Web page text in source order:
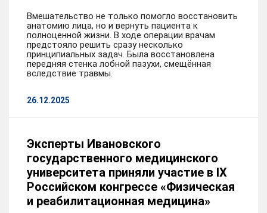
Вмешательство не только помогло восстановить
анатомию лица, но и вернуть пациента к
полноценной жизни. В ходе операции врачам
предстояло решить сразу несколько
принципиальных задач. Была восстановлена
передняя стенка лобной пазухи, смещённая
вследствие травмы.
26.12.2025
Эксперты Ивановского
государственного медицинского
университета приняли участие в IX
Российском конгрессе «Физическая
и реабилитационная медицина»